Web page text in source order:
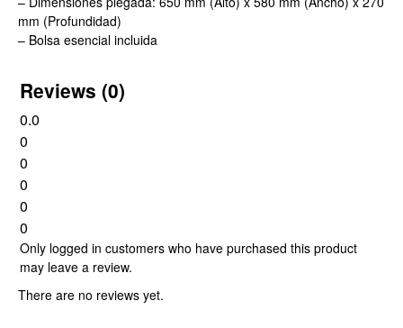
mm (Profundidad)
– Bolsa esencial incluida
Reviews (0)
0.0
0
0
0
0
0
Only logged in customers who have purchased this product
may leave a review.
There are no reviews yet.